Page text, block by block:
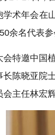
学术年会在
余名代表参
会特邀中国
长陈晓亚院
会主任林宏